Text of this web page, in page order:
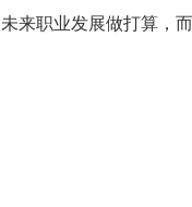
未来职业发展做打算，